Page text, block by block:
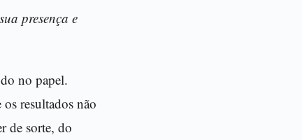
presença e
no papel.
resultados não
de sorte, do